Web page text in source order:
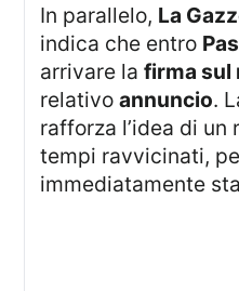
In parallelo, La
indica che entro
arrivare lafirma sul
relativoannuncio.
rafforza l’idea di
tempi ravvicinati,
immediatamente